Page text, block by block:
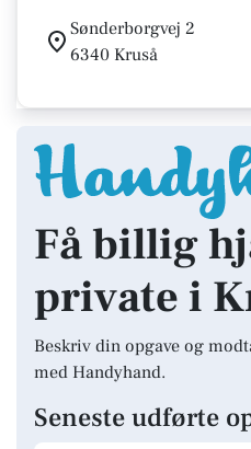
Sønderborgvej 2
6340 Kruså
Få billig
private i
Beskriv din opgave og
med Handyhand.
Seneste udførte